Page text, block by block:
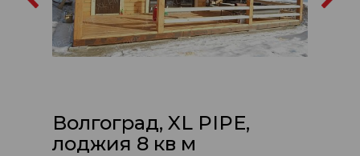
Волгоград, XL PIPE,
лоджия 8 кв м